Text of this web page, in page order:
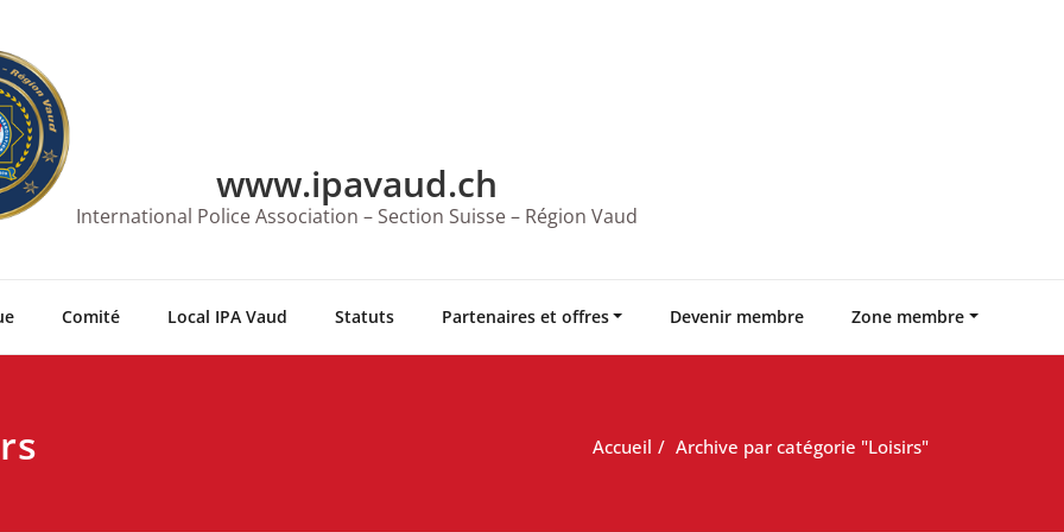
www.ipavaud.ch
International Police Association – Section Suisse – Région Vaud
Comité Local IPA Vaud Statuts Partenaires et offres Devenir membre Zone membre
Accueil Archive par catégorie "Loisirs"